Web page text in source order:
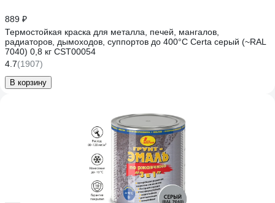
889 ₽
Термостойкая краска для металла, печей, мангалов,
радиаторов, дымоходов, суппортов до 400°С Certa серый (~RAL
7040) 0,8 кг CST00054
4.7(1907)
В корзину